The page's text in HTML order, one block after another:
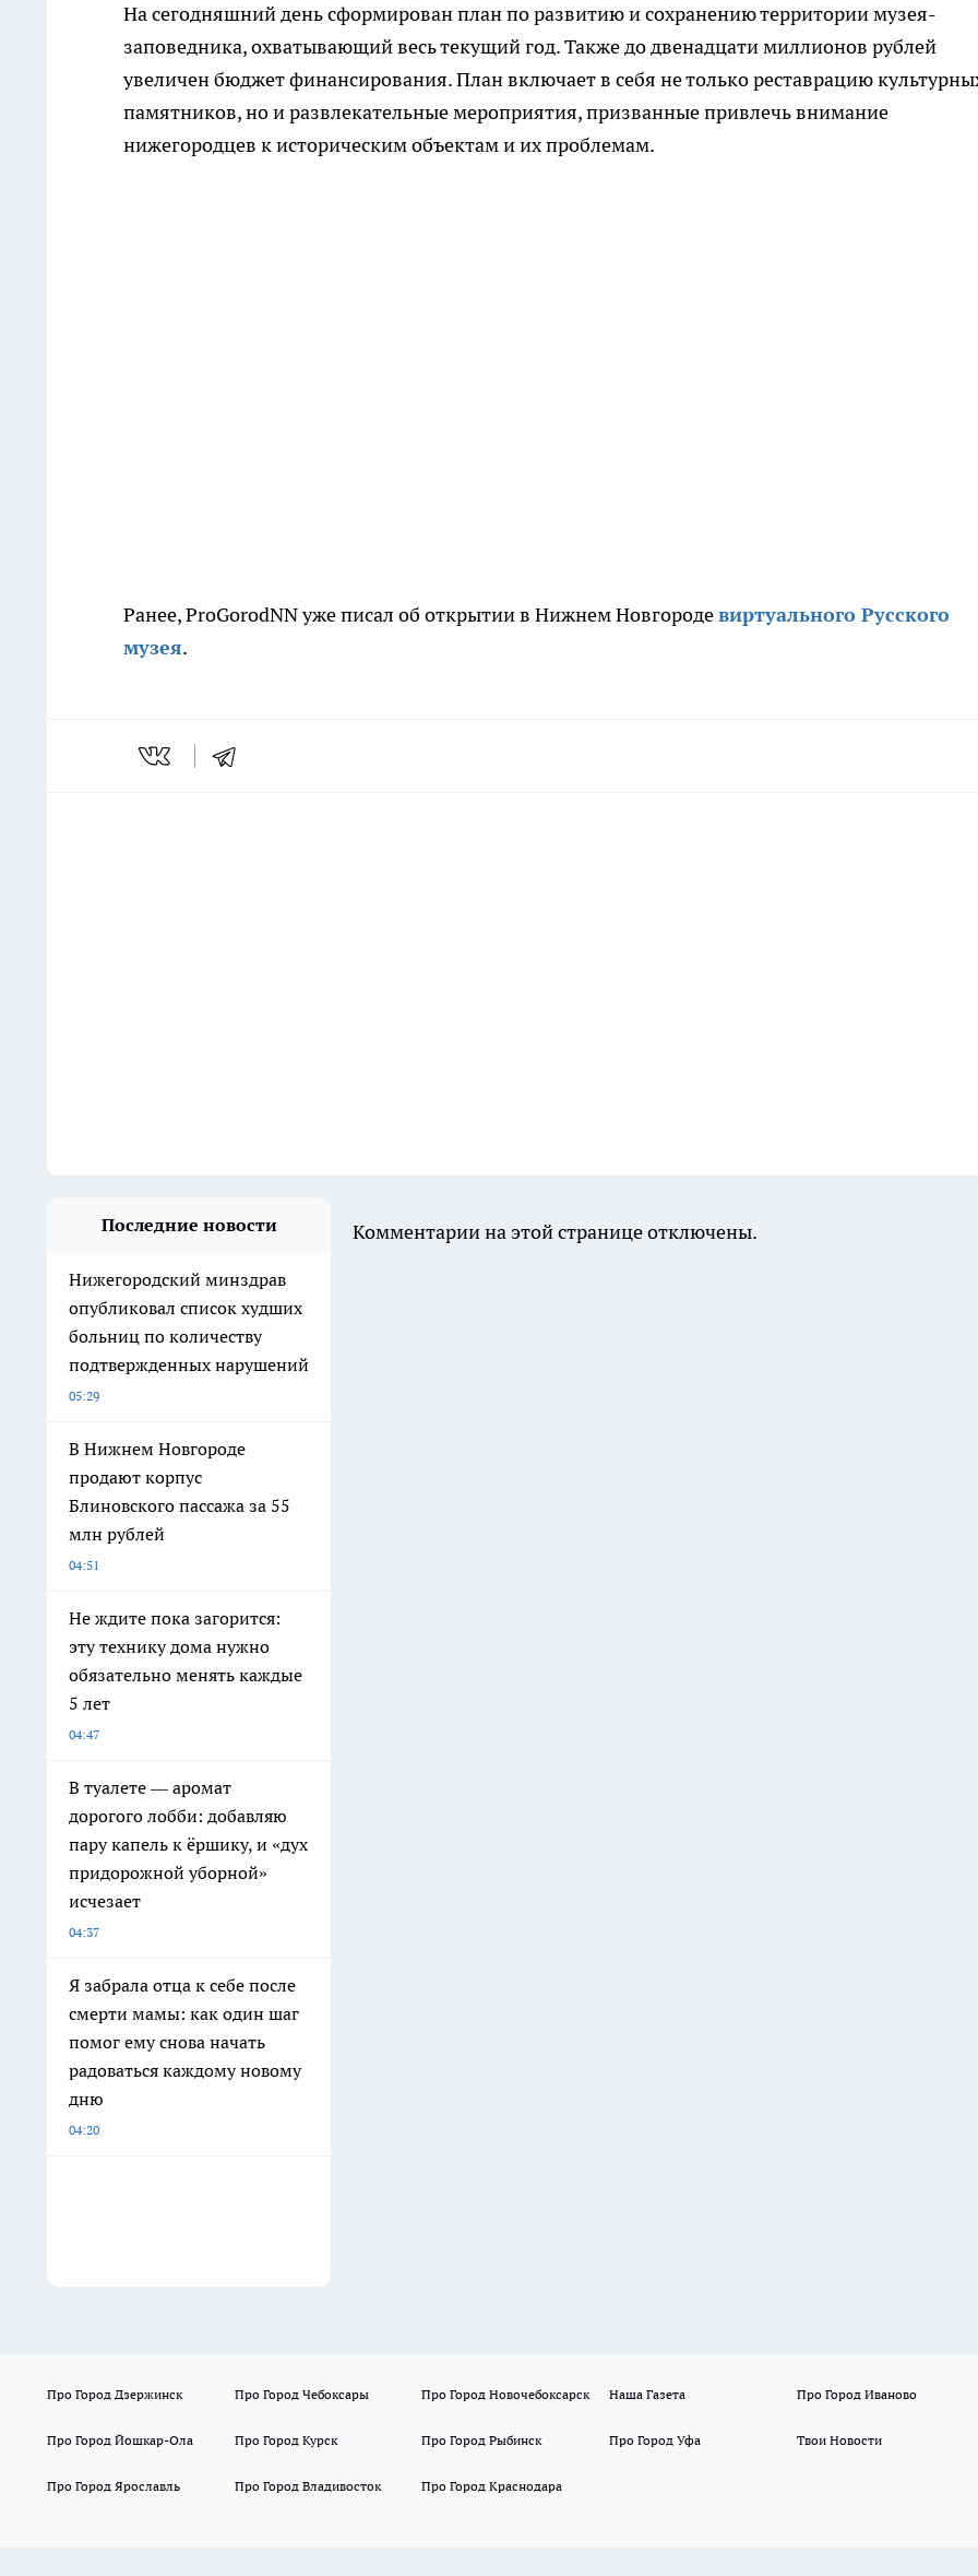
На сегодняшний день сформирован план по развитию и сохранению территории музея-
заповедника, охватывающий весь текущий год. Также до двенадцати миллионов рублей
увеличен бюджет финансирования. План включает в себя не только реставрацию
памятников, но и развлекательные мероприятия, призванные привлечь внимание
нижегородцев к историческим объектам и их проблемам.
Ранее, ProGorodNN уже писал об открытии в Нижнем Новгородевиртуального Русского
музея.
Последние новости
Нижегородский минздрав
опубликовал список худших
больниц по количеству
подтвержденных нарушений
05:29
В Нижнем Новгороде
продают корпус
Блиновского пассажа за 55
млн рублей
04:51
Не ждите пока загорится:
эту технику дома нужно
обязательно менять каждые
5 лет
04:47
В туалете — аромат
дорогого лобби: добавляю
пару капель к ёршику, и «дух
придорожной уборной»
исчезает
04:37
Я забрала отца к себе после
смерти мамы: как один шаг
помог ему снова начать
радоваться каждому новому
дню
04:20
Комментарии на этой странице отключены.
Про Город Дзержинск Про Город Чебоксары Про Город Новочебоксарск Наша Газета Про Город Иваново
Про Город Йошкар-Ола Про Город Курск Про Город Рыбинск Про Город Уфа Твои Новости
Про Город Ярославль Про Город Владивосток Про Город Краснодара